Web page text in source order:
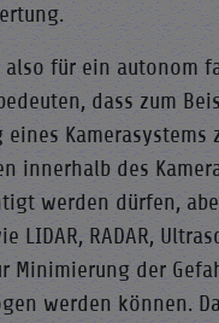
also für ein autonom
dass zum
eines Kamerasystems
innerhalb des
werden dürfen,
LIDAR, RADAR,
Minimierung der
werden können.